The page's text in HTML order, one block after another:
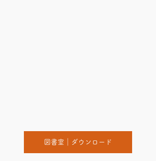
図書室｜ダウンロード